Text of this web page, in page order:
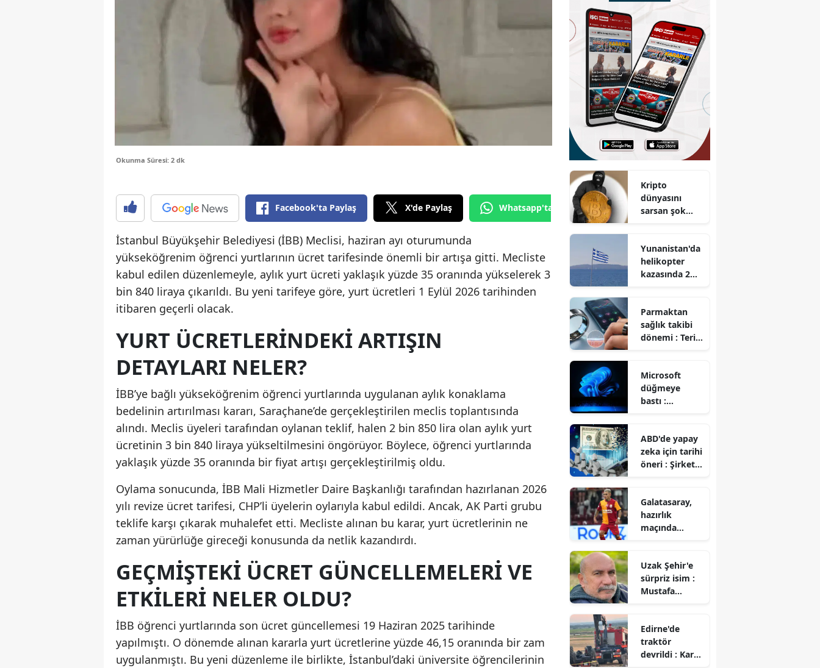
Çanakkale
Çankırı
Çorum
Denizli
Diyarbakır
Erzincan
Eskişehir
Gaziantep
Gümüşhane
Isparta
Mersin
İstanbul
Kars
Kastamonu
Kırklareli
Kırşehir
Kocaeli
Konya
Okunma Süresi: 2 dk
Facebook'ta Paylaş X'de Paylaş Whatsapp'tan Gönder
İstanbul Büyükşehir Belediyesi (İBB) Meclisi, haziran ayı oturumunda
yükseköğrenim öğrenci yurtlarının ücret tarifesinde önemli bir artışa gitti. Mecliste
kabul edilen düzenlemeyle, aylık yurt ücreti yaklaşık yüzde 35 oranında yükselerek 3
bin 840 liraya çıkarıldı. Bu yeni tarifeye göre, yurt ücretleri 1 Eylül 2026 tarihinden
itibaren geçerli olacak.
YURT ÜCRETLERINDEKI ARTIŞIN
DETAYLARI NELER?
İBB’ye bağlı yükseköğrenim öğrenci yurtlarında uygulanan aylık konaklama
bedelinin artırılması kararı, Saraçhane’de gerçekleştirilen meclis toplantısında
alındı. Meclis üyeleri tarafından oylanan teklif, halen 2 bin 850 lira olan aylık yurt
ücretinin 3 bin 840 liraya yükseltilmesini öngörüyor. Böylece, öğrenci yurtlarında
yaklaşık yüzde 35 oranında bir fiyat artışı gerçekleştirilmiş oldu.
Oylama sonucunda, İBB Mali Hizmetler Daire Başkanlığı tarafından hazırlanan 2026
yılı revize ücret tarifesi, CHP’li üyelerin oylarıyla kabul edildi. Ancak, AK Parti grubu
teklife karşı çıkarak muhalefet etti. Mecliste alınan bu karar, yurt ücretlerinin ne
zaman yürürlüğe gireceği konusunda da netlik kazandırdı.
GEÇMIŞTEKI ÜCRET GÜNCELLEMELERI VE
ETKILERI NELER OLDU?
İBB öğrenci yurtlarında son ücret güncellemesi 19 Haziran 2025 tarihinde
yapılmıştı. O dönemde alınan kararla yurt ücretlerine yüzde 46,15 oranında bir zam
uygulanmıştı. Bu yeni düzenleme ile birlikte, İstanbul’daki üniversite öğrencilerinin
Kripto
dünyasını
sarsan şok
güvenli
sanılan
cüzdanı
Yunanistan'da
helikopter
kazasında 2
Parmaktan
sağlık takibi
dönemi : Teri
geliştirildi
Microsoft
düğmeye
bastı :
'RAM'
müjdesi!
ABD'de yapay
zeka için tarihi
öneri : Şirket
mi geçecek?
Galatasaray,
hazırlık
maçında
Uzak Şehir'e
sürpriz isim :
Mustafa
Edirne'de
traktör
devrildi : Karı